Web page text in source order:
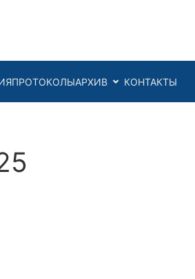
ПРОТОКОЛЫАРХИВ КОНТАКТЫ